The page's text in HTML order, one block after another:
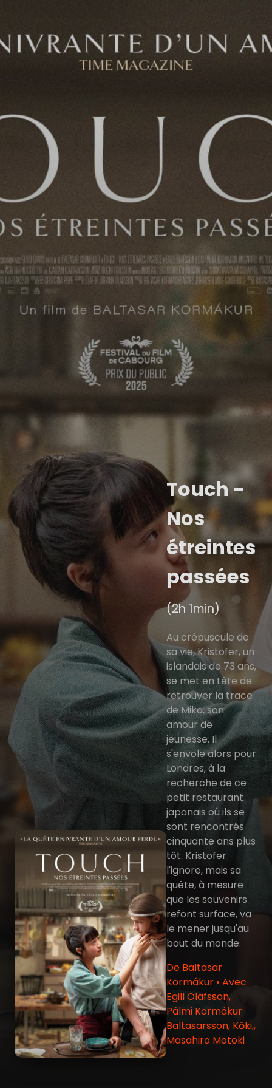
Touch -
Nos
étreintes
passées
(2h 1min)
Au crépuscule de
sa vie, Kristofer, un
islandais de 73 ans,
se met en tête de
retrouver la trace
de Miko, son
amour de
jeunesse. Il
s'envole alors pour
Londres, à la
recherche de ce
petit restaurant
japonais où ils se
sont rencontrés
cinquante ans plus
tôt. Kristofer
l'ignore, mais sa
quête, à mesure
que les souvenirs
refont surface, va
le mener jusqu'au
bout du monde.
De Baltasar
Kormákur • Avec
Egill Olafsson,
Pálmi Kormákur
Baltasarsson, Kōki,,
Masahiro Motoki